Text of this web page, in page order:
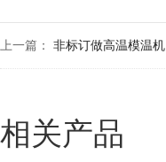
上一篇： 非标订做高温模温机
相关产品